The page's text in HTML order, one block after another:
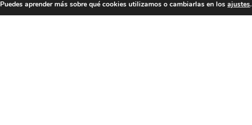
Puedes aprender más sobre qué cookies utilizamos o cambiarlas en losajustes.